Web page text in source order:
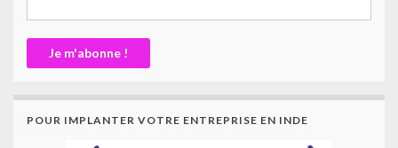
POUR IMPLANTER VOTRE ENTREPRISE EN INDE